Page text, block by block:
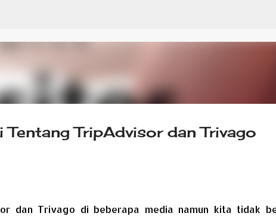
Tentang TripAdvisor dan Trivago
dan Trivago di beberapa media namun kita tidak